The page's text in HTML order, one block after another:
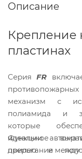
Описание
Крепление
пластинах
Серия FR
механизм с
полиамида и
которые
идеальное
прилегание между
Функции:
дверью и